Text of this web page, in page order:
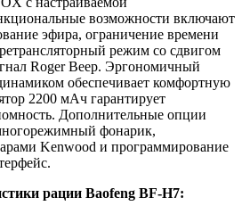
возможности включают
эфира, ограничение времени
режим со сдвигом
Roger Beep. Эргономичный
обеспечивает комфортную
2200 мАч гарантирует
Дополнительные опции
фонарик,
Kenwood и программирование
рации Baofeng BF-H7: